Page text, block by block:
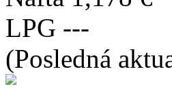
LPG ---
(Posledná